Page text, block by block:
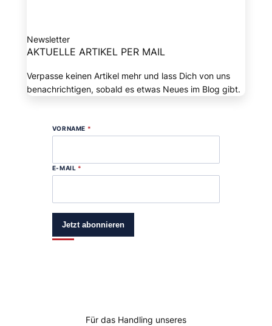
Newsletter
AKTUELLE ARTIKEL PER MAIL
Verpasse keinen Artikel mehr und lass Dich von uns
benachrichtigen, sobald es etwas Neues im Blog gibt.
VORNAME *
E-MAIL *
Jetzt abonnieren
Für das Handling unseres